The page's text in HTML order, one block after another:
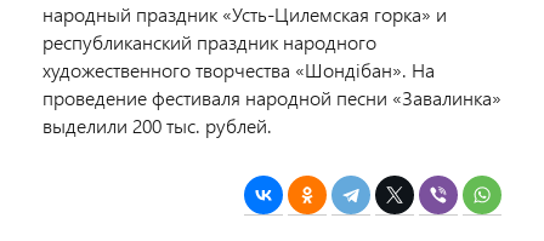
народный праздник «Усть-Цилемская горка» и
республиканский праздник народного
художественного творчества «Шондiбан». На
проведение фестиваля народной песни «Завалинка»
выделили 200 тыс. рублей.